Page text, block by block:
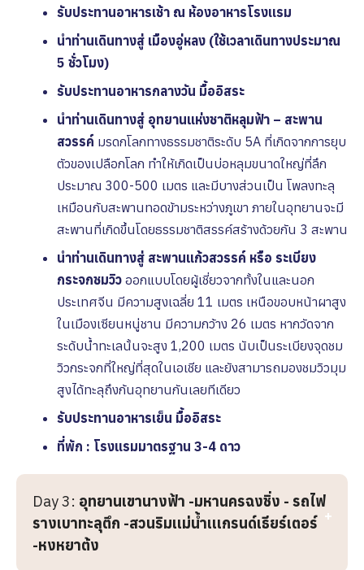
รับประทานอาหารเช้า ณ ห้องอาหารโรงเเรม
นำท่านเดินทางสู่ เมืองอู่หลง (ใช้เวลาเดินทางประมาณ
5 ชั่วโมง)
รับประทานอาหารกลางวัน มื้ออิสระ
นำท่านเดินทางสู่ อุทยานแห่งชาติหลุมฟ้า – สะพาน
สวรรค์ มรดกโลกทางธรรมชาติระดับ 5A ที่เกิดจากการยุบ
ตัวของเปลือกโลก ทำให้เกิดเป็นบ่อหลุมขนาดใหญ่ที่ลึก
ประมาณ 300-500 เมตร และมีบางส่วนเป็น โพลงทะลุ
เหมือนกับสะพานทอดข้ามระหว่างภูเขา ภายในอุทยานจะมี
สะพานที่เกิดขึ้นโดยธรรมชาติสรรค์สร้างด้วยกัน 3 สะพาน
นำท่านเดินทางสู่ สะพานแก้วสวรรค์ หรือ ระเบียง
กระจกชมวิว ออกแบบโดยผู้เชี่ยวจากทั้งในและนอก
ประเทศจีน มีความสูงเฉลี่ย 11 เมตร เหนือขอบหน้าผาสูง
ในเมืองเซียนหนู่ชาน มีความกว้าง 26 เมตร หากวัดจาก
ระดับน้ำทะเลนั้นจะสูง 1,200 เมตร นับเป็นระเบียงจุดชม
วิวกระจกที่ใหญ่ที่สุดในเอเชีย และยังสามารถมองชมวิวมุม
สูงได้ทะลุถึงก้นอุทยานกันเลยทีเดียว
รับประทานอาหารเย็น มื้ออิสระ
ที่พัก : โรงแรมมาตรฐาน 3-4 ดาว
Day 3: อุทยานเขานางฟ้า -มหานครฉงชิ่ง - รถไฟ
รางเบาทะลุตึก -สวนริมเเม่น้ำเเเกรนด์เธียร์เตอร์
-หงหยาต้ง